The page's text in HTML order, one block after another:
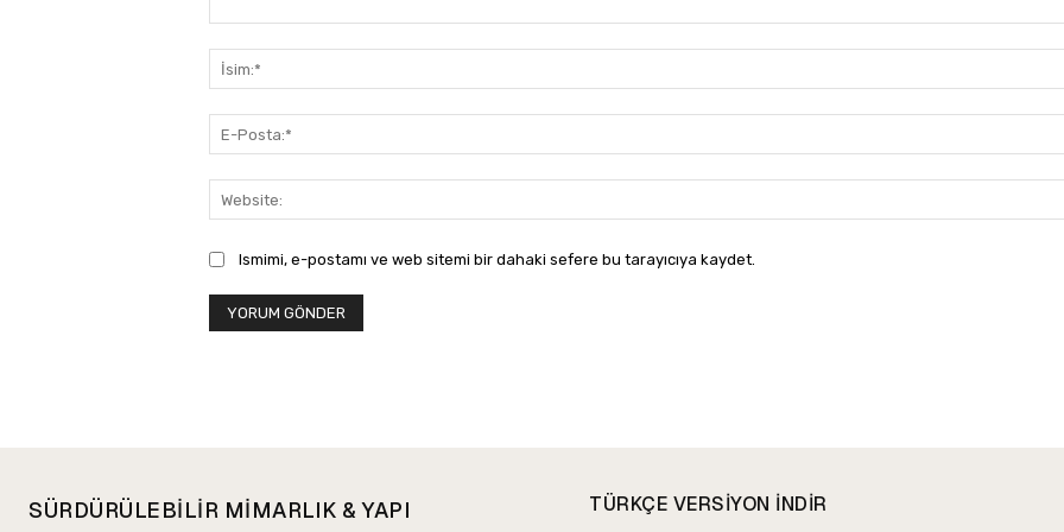
Ismimi, e-postamı ve web sitemi bir dahaki sefere bu tarayıcıya kaydet.
SÜRDÜRÜLEBİLİR MİMARLIK & YAPI
TÜRKÇE VERSIYON INDIR